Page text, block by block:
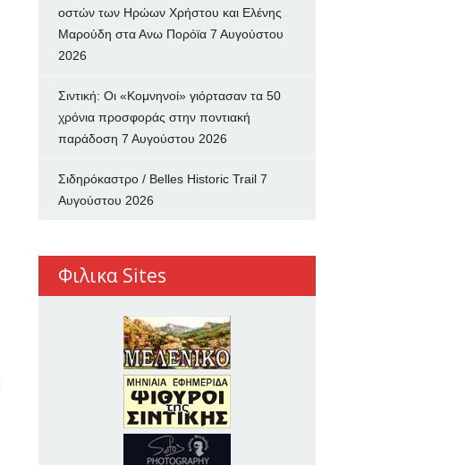
oστών των Ηρώων Χρήστου και Ελένης
Μαρούδη στα Ανω Πορόϊα 7 Αυγούστου
2026
Σιντική: Οι «Κομνηνοί» γιόρτασαν τα 50
χρόνια προσφοράς στην ποντιακή
παράδοση 7 Αυγούστου 2026
Σιδηρόκαστρο / Belles Historic Trail 7
Αυγούστου 2026
Φιλικα Sites